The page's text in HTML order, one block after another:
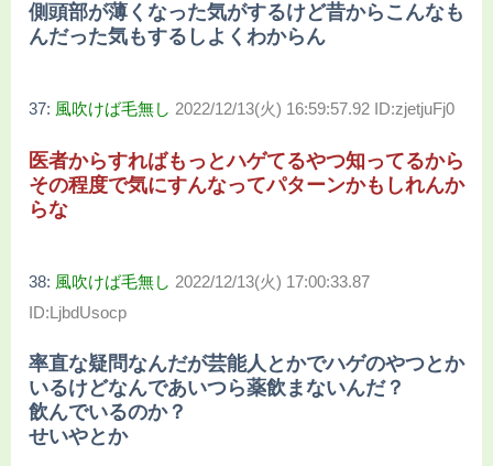
側頭部が薄くなった気がするけど昔からこんなも
んだった気もするしよくわからん
37: 風吹けば毛無し 2022/12/13(火) 16:59:57.92 ID:zjetjuFj0
医者からすればもっとハゲてるやつ知ってるから
その程度で気にすんなってパターンかもしれんか
らな
38: 風吹けば毛無し 2022/12/13(火) 17:00:33.87
ID:LjbdUsocp
率直な疑問なんだが芸能人とかでハゲのやつとか
いるけどなんであいつら薬飲まないんだ？
飲んでいるのか？
せいやとか